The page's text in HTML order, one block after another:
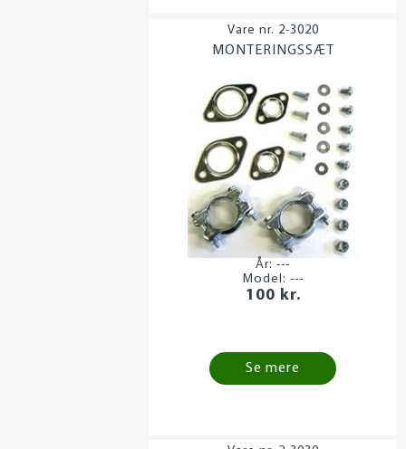
2-3020
MONTERINGSSÆT
År:---
Model: ---
100 kr.
Se mere